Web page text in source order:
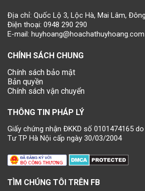
Địa chỉ: Quốc Lộ 3, Lộc Hà, Mai Lâm,
Điện thoại: 0948 290 290
E-mail: huyhoang@hoachathuyhoang.com
CHÍNH SÁCH CHUNG
Chính sách bảo mật
Bản quyền
Chính sách vận chuyển
THÔNG TIN PHÁP LÝ
Giấy chứng nhận ĐKKD số 0101474165
Tư TP Hà Nội cấp ngày 30/03/2004
TÌM CHÚNG TÔI TRÊN FB